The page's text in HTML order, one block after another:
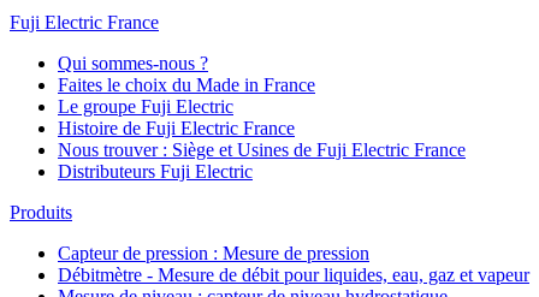
Fuji Electric France
Qui sommes-nous ?
Faites le choix du Made in France
Le groupe Fuji Electric
Histoire de Fuji Electric France
Nous trouver : Siège et Usines de Fuji Electric France
Distributeurs Fuji Electric
Produits
Capteur de pression : Mesure de pression
Débitmètre - Mesure de débit pour liquides, eau, gaz et vapeur